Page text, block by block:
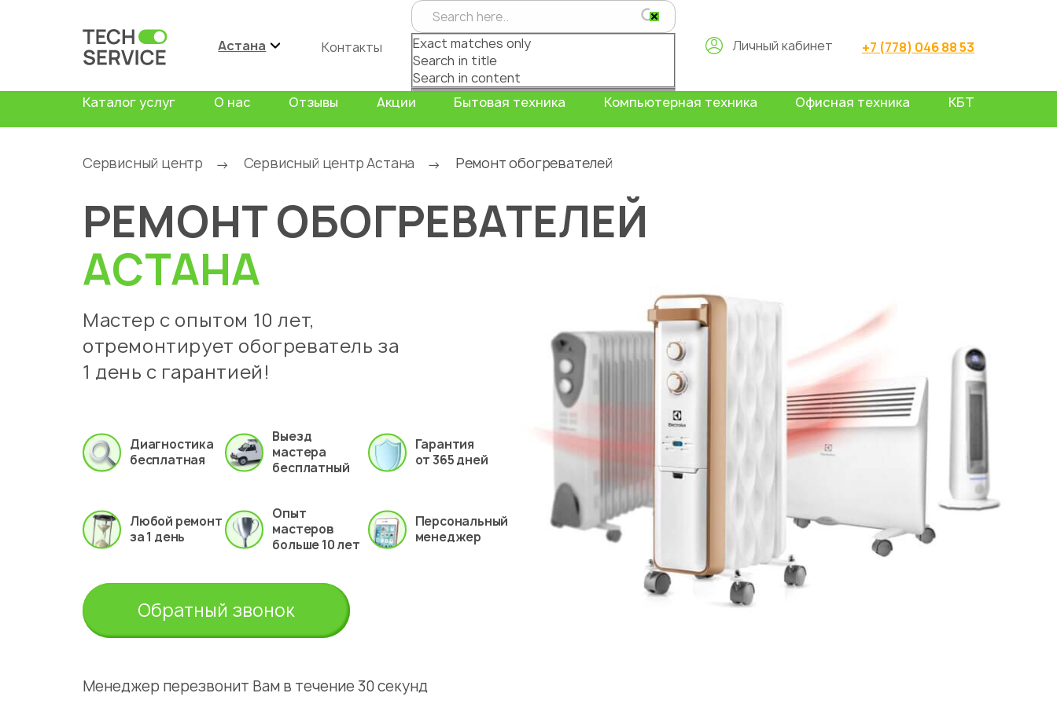
Астана Контакты
Exact matches only
Search in title
Search in content
Личный кабинет +7 (778) 046 88 53
Каталог услуг О нас Отзывы Акции Бытовая техника Компьютерная техника Офисная техника КБТ
Сервисный центр → Сервисный центр Астана → Ремонт обогревателей
РЕМОНТ ОБОГРЕВАТЕЛЕЙ
АСТАНА
Мастер с опытом 10 лет,
отремонтирует обогреватель за
1 день с гарантией!
Диагностика
бесплатная
Выезд
мастера
бесплатный
Гарантия
от 365 дней
Любой ремонт
за 1 день
Опыт
мастеров
больше 10 лет
Персональный
менеджер
Обратный звонок
Менеджер перезвонит Вам в течение 30 секунд